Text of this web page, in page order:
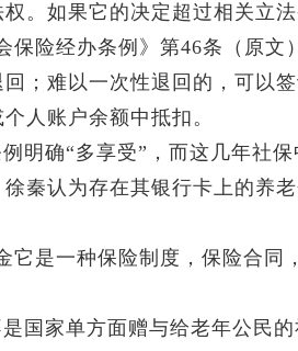
。如果它的决定超过相关立
保险经办条例》第46条（原
；难以一次性退回的，可以
人账户余额中抵扣。
明确“多享受”，而这几年社
秦认为存在其银行卡上的养
它是一种保险制度，保险合同
国家单方面赠与给老年公民